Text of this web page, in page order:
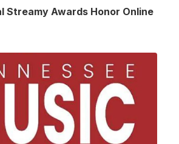
Streamy Awards Honor Online